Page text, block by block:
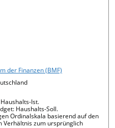
der Finanzen (BMF)
Ist.
Haushalts-Soll.
Ordinalskala basierend auf den
Verhältnis zum ursprünglich